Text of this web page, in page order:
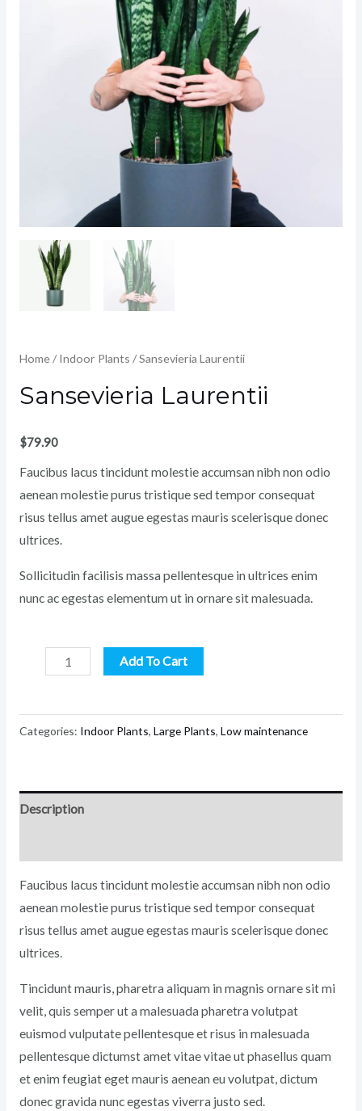
Home/Indoor Plants / Sansevieria Laurentii
Sansevieria Laurentii
$79.90
Faucibus lacus tincidunt molestie accumsan nibh non odio
aenean molestie purus tristique sed tempor consequat
risus tellus amet augue egestas mauris scelerisque donec
ultrices.
Sollicitudin facilisis massa pellentesque in ultrices enim
nunc ac egestas elementum ut in ornare sit malesuada.
Sansevieria
Add To Cart
Categories: Indoor Plants, Large Plants, Low maintenance
Description
Faucibus lacus tincidunt molestie accumsan nibh non odio
aenean molestie purus tristique sed tempor consequat
risus tellus amet augue egestas mauris scelerisque donec
ultrices.
Tincidunt mauris, pharetra aliquam in magnis ornare sit mi
velit, quis semper ut a malesuada pharetra volutpat
euismod vulputate pellentesque et risus in malesuada
pellentesque dictumst amet vitae vitae ut phasellus quam
et enim feugiat eget mauris aenean eu volutpat, dictum
donec gravida nunc egestas viverra justo sed.